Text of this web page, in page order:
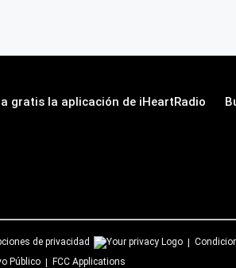
gratis la aplicación de iHeartRadio
de privacidad
Público
FCC Applications